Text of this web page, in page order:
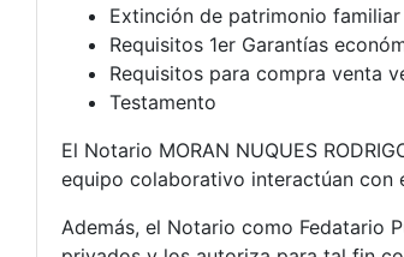
Extinción de patrimonio familiar
Requisitos 1er Garantías
Requisitos para compra venta
Testamento
El Notario MORAN NUQUES
equipo colaborativo interactúan con
Además, el Notario como Fedatario